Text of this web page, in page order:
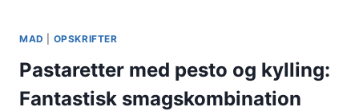
MAD OPSKRIFTER
Pastaretter med pesto og kylling:
Fantastisk smagskombination